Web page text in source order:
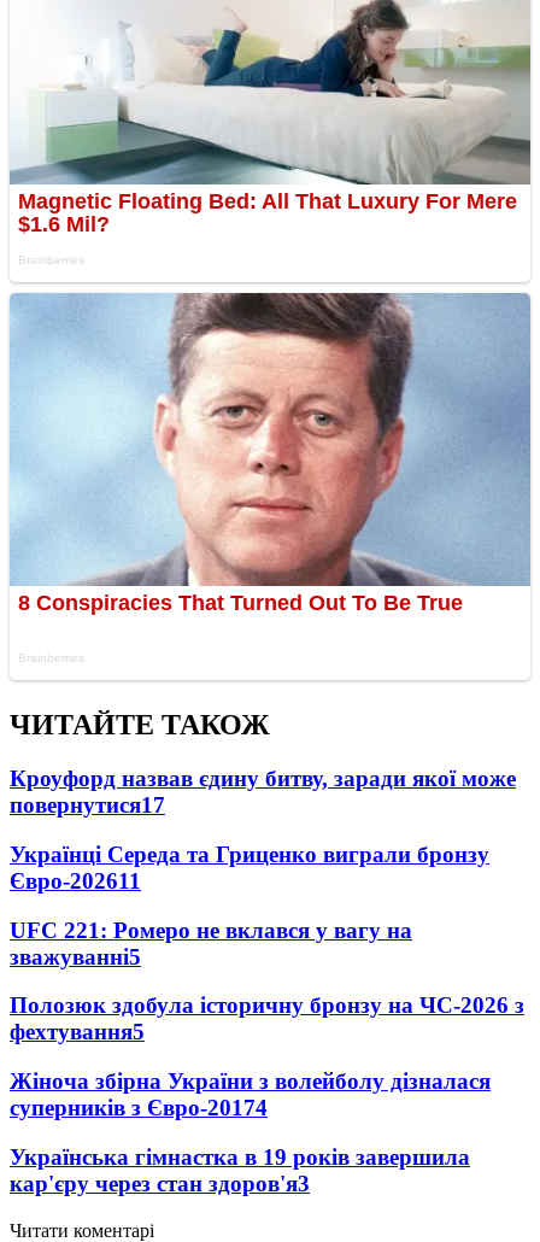
ЧИТАЙТЕ ТАКОЖ
Кроуфорд назвав єдину битву, заради якої може
повернутися17
Українці Середа та Гриценко виграли бронзу
Євро-202611
UFC 221: Ромеро не вклався у вагу на
зважуванні5
Полозюк здобула історичну бронзу на ЧС-2026 з
фехтування5
Жіноча збірна України з волейболу дізналася
суперників з Євро-20174
Українська гімнастка в 19 років завершила
кар'єру через стан здоров'я3
Читати коментарі